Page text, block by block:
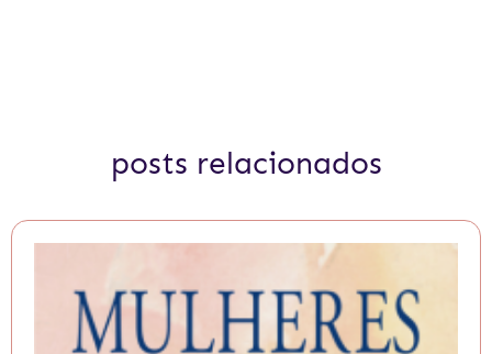
posts relacionados